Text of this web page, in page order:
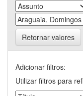
Retornar valores
Adicionar filtros:
Utilizar filtros para